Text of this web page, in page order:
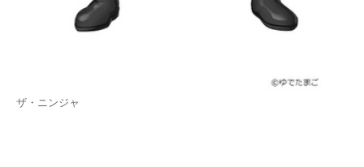
ザ・ニンジャ